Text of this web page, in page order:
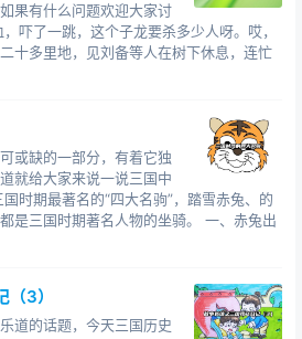
果有什么问题欢迎大家讨
吓了一跳，这个子龙要杀多少人呀。哎，
十多里地，见刘备等人在树下休息，连忙
或缺的一部分，有着它独
就给大家来说一说三国中
时期最著名的“四大名驹”，踏雪赤兔、的
是三国时期著名人物的坐骑。 一、赤兔出
3）
道的话题，今天三国历史